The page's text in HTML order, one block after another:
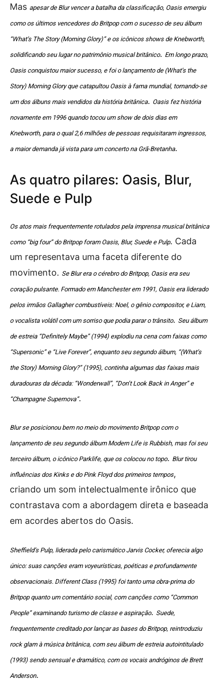
Mas apesar de Blur vencer a batalha da classificação, Oasis emergiu
como os últimos vencedores do Britpop com o sucesso de seu álbum
“What’s The Story (Morning Glory)” e os icônicos shows de Knebworth,
solidificando seu lugar no patrimônio musical britânico. Em longo prazo,
Oasis conquistou maior sucesso, e foi o lançamento de (What’s the
Story) Morning Glory que catapultou Oasis à fama mundial, tornando-se
um dos álbuns mais vendidos da história britânica. Oasis fez história
novamente em 1996 quando tocou um show de dois dias em
Knebworth, para o qual 2,6 milhões de pessoas requisitaram ingressos,
a maior demanda já vista para um concerto na Grã-Bretanha.
As quatro pilares: Oasis, Blur,
Suede e Pulp
Os atos mais frequentemente rotulados pela imprensa musical britânica
como “big four” do Britpop foram Oasis, Blur, Suede e Pulp. Cada
um representava uma faceta diferente do
movimento. Se Blur era o cérebro do Britpop, Oasis era seu
coração pulsante. Formado em Manchester em 1991, Oasis era liderado
pelos irmãos Gallagher combustíveis: Noel, o gênio compositor, e Liam,
o vocalista volátil com um sorriso que podia parar o trânsito. Seu álbum
de estreia “Definitely Maybe” (1994) explodiu na cena com faixas como
“Supersonic” e “Live Forever”, enquanto seu segundo álbum, “(What’s
the Story) Morning Glory?” (1995), continha algumas das faixas mais
duradouras da década: “Wonderwall”, “Don’t Look Back in Anger” e
“Champagne Supernova”.
Blur se posicionou bem no meio do movimento Britpop com o
lançamento de seu segundo álbum Modern Life is Rubbish, mas foi seu
terceiro álbum, o icônico Parklife, que os colocou no topo. Blur tirou
influências dos Kinks e do Pink Floyd dos primeiros tempos,
criando um som intelectualmente irônico que
contrastava com a abordagem direta e baseada
em acordes abertos do Oasis.
Sheffield’s Pulp, liderada pelo carismático Jarvis Cocker, oferecia algo
único: suas canções eram voyeurísticas, poéticas e profundamente
observacionais. Different Class (1995) foi tanto uma obra-prima do
Britpop quanto um comentário social, com canções como “Common
People” examinando turismo de classe e aspiração. Suede,
frequentemente creditado por lançar as bases do Britpop, reintroduziu
rock glam à música britânica, com seu álbum de estreia autointitulado
(1993) sendo sensual e dramático, com os vocais andróginos de Brett
Anderson.